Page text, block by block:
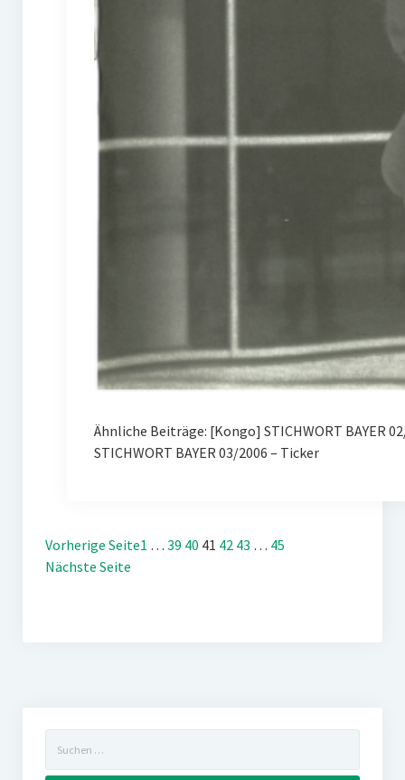
Ähnliche Beiträge: [Kongo] STICHWORT BAYER
STICHWORT BAYER 03/2006 – Ticker
Vorherige Seite1 … 39 40 41 42 43 … 45
Nächste Seite
nach: